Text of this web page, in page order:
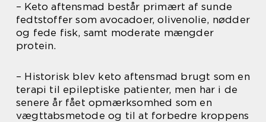
– Keto aftensmad består primært af sunde
fedtstoffer som avocadoer, olivenolie, nødder
og fede fisk, samt moderate mængder
protein.
– Historisk blev keto aftensmad brugt som en
terapi til epileptiske patienter, men har i de
senere år fået opmærksomhed som en
vægttabsmetode og til at forbedre kroppens